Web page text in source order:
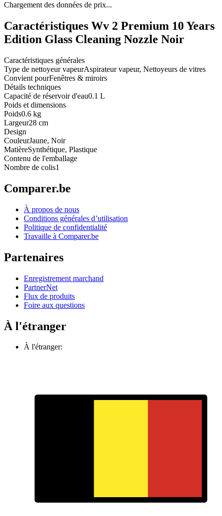
Chargement des données de prix...
Caractéristiques Wv 2 Premium 10 Years
Edition Glass Cleaning Nozzle Noir
Caractéristiques générales
Type de nettoyeur vapeurAspirateur vapeur, Nettoyeurs de vitres
Convient pourFenêtres & miroirs
Détails techniques
Capacité de réservoir d'eau0.1 L
Poids et dimensions
Poids0.6 kg
Largeur28 cm
Design
CouleurJaune, Noir
MatièreSynthétique, Plastique
Contenu de l'emballage
Nombre de colis1
Comparer.be
À propos de nous
Conditions générales d’utilisation
Politique de confidentialité
Travaille à Comparer.be
Partenaires
Enregistrement marchand
PartnerNet
Flux de produits
Foire aux questions
À l'étranger
À l'étranger: